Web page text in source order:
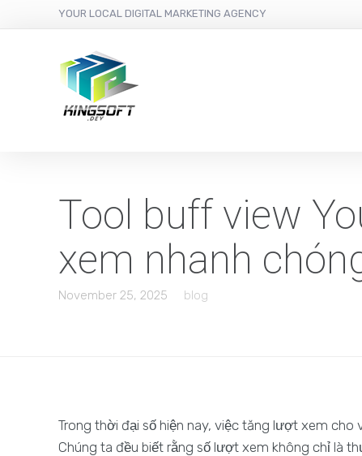
YOUR LOCAL DIGITAL MARKETING AGENCY
Tool buff view
xem nhanh
November 25, 2025 blog
Trong thời đại số hiện nay, việc tăng lượt xem cho
Chúng ta đều biết rằng số lượt xem không chỉ là